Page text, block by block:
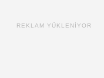
REKLAM YÜKLENİYOR